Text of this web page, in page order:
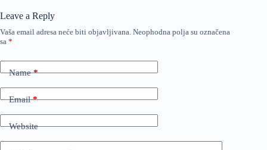
Leave a Reply
Vaša email adresa neće biti objavljivana. Neophodna polja su označena
sa *
Name*
Email*
Website